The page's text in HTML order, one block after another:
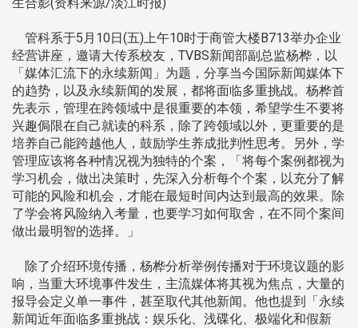
管科系于5月10日(五)上午10时于商管大楼B713举办企业
经营讲座，邀请大传系校友，TVBS新闻部副总监杨桦，以
「媒体汇流下的永续新闻」为题，分享当今国际新闻媒体下
的趋势，以及永续新闻的发展，都将面临多重挑战。杨桦首
先表示，管理在跨领域中是很重要的本领，希望学生不要将
兴趣侷限在自己就读的科系，除了跨领域以外，更重要的是
培养自己能跨越他人，鼓励学生养成批判性思考。另外，学
管理应该将各种情况视为独特的个案，「将每个案例都视为
学习机会，做出决策时，先深入分析每个个案，以充分了解
可能的风险和机会，才能在最短时间内达到最高的效果。除
了学会将风险纳入考量，也要学习如何取舍，在不同个案间
做出最明智的选择。」
除了介绍环境传播，杨桦分析举例传播对于环境议题的影
响，当重大环境事件发生，主流媒体将其视为焦点，大量的
报导会定义单一事件，甚至取代其他新闻。他也提到「永续
新闻近年面临多重挑战：娱乐化、浅碟化、极端化和假新